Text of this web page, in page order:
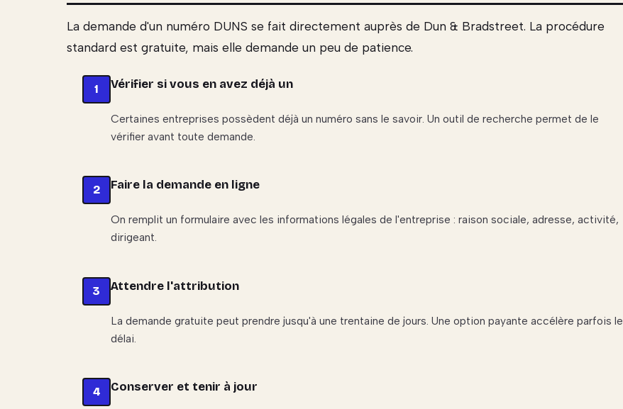
La demande d'un numéro DUNS se fait directement auprès de Dun & Bradstreet. La procédure
standard est gratuite, mais elle demande un peu de patience.
Vérifier si vous en avez déjà un
Certaines entreprises possèdent déjà un numéro sans le savoir. Un outil de recherche permet de le
vérifier avant toute demande.
Faire la demande en ligne
On remplit un formulaire avec les informations légales de l'entreprise : raison sociale, adresse, activité,
dirigeant.
Attendre l'attribution
La demande gratuite peut prendre jusqu'à une trentaine de jours. Une option payante accélère parfois le
délai.
Conserver et tenir à jour